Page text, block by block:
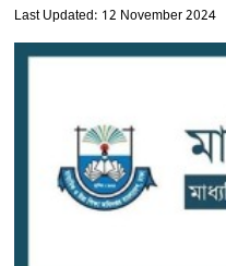
Last Updated: 12 November 2024